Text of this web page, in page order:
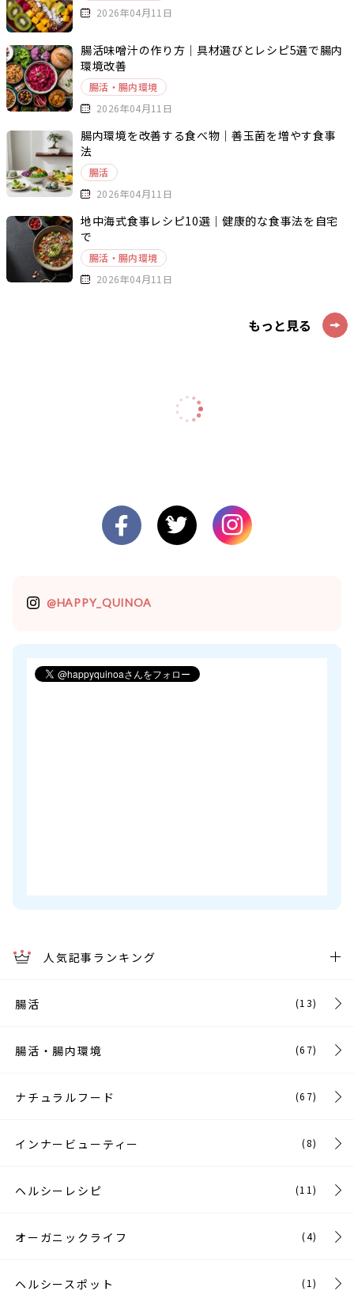
2026年04月11日
腸活味噌汁の作り方｜具材選びとレシピ5選で腸内
環境改善
腸活・腸内環境
2026年04月11日
腸内環境を改善する食べ物｜善玉菌を増やす食事
法
腸活
2026年04月11日
地中海式食事レシピ10選｜健康的な食事法を自宅
で
腸活・腸内環境
2026年04月11日
もっと見る
@HAPPY_QUINOA
人気記事ランキング
腸活 (13)
腸活・腸内環境 (67)
ナチュラルフード (67)
インナービューティー (8)
ヘルシーレシピ (11)
オーガニックライフ (4)
ヘルシースポット (1)